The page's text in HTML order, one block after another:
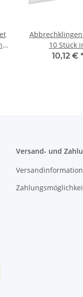
10 Stück
10,12 €
Versand- und